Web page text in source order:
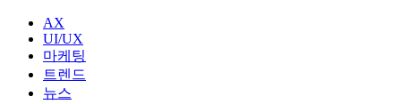
AX
UI/UX
마케팅
트렌드
뉴스